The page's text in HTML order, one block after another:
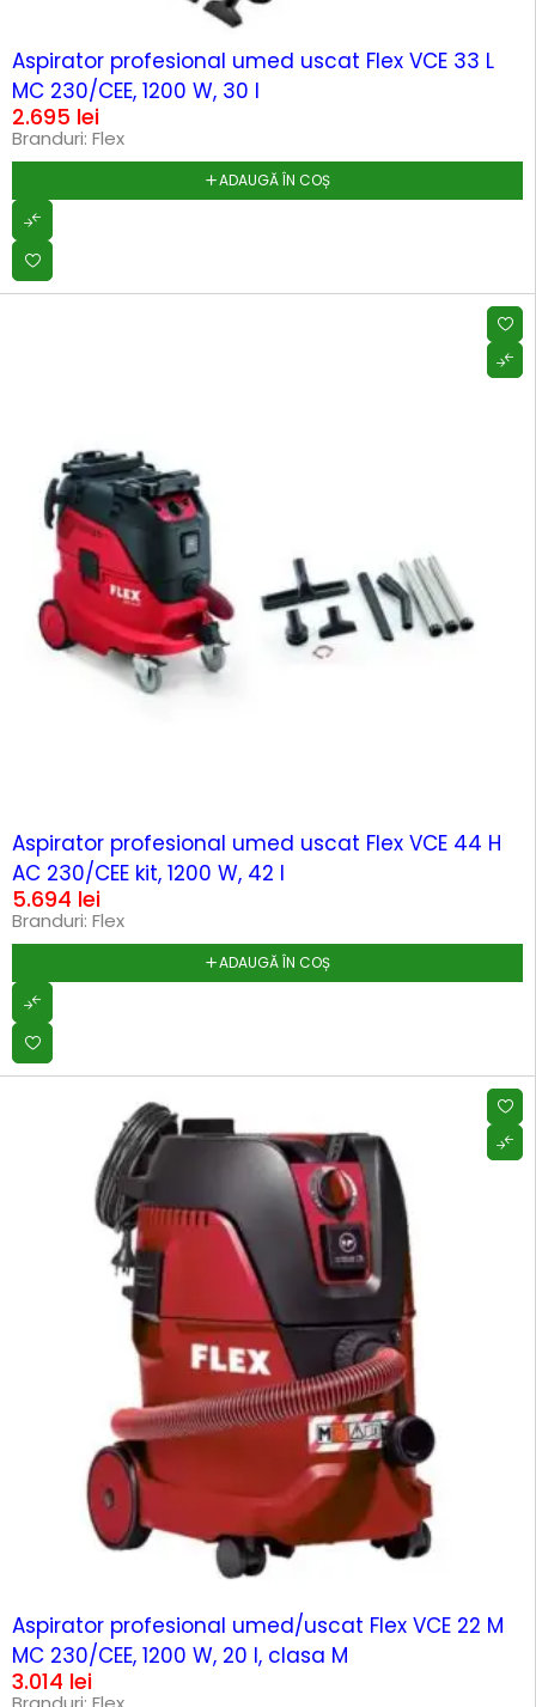
Aspirator profesional umed uscat Flex VCE 33 L
MC 230/CEE, 1200 W, 30 l
2.695 lei
Branduri: Flex
ADAUGĂ ÎN COȘ
Aspirator profesional umed uscat Flex VCE 44 H
AC 230/CEE kit, 1200 W, 42 l
5.694 lei
Branduri: Flex
ADAUGĂ ÎN COȘ
Aspirator profesional umed/uscat Flex VCE 22 M
MC 230/CEE, 1200 W, 20 l, clasa M
3.014 lei